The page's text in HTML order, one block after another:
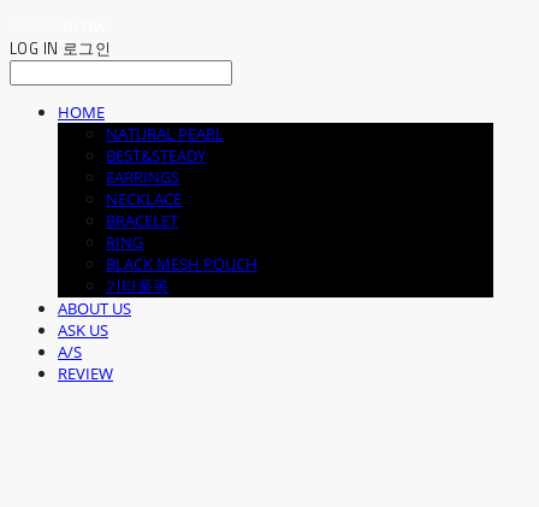
LOG IN 로그인
HOME
NATURAL PEARL
BEST&STEADY
EARRINGS
NECKLACE
BRACELET
RING
BLACK MESH POUCH
기타품목
ABOUT US
ASK US
A/S
REVIEW